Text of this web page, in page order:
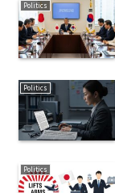
Politics
Politics
Politics